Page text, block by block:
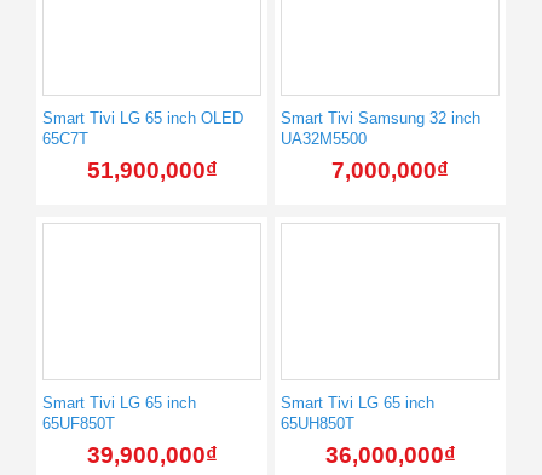
Smart Tivi LG 65 inch OLED
65C7T
51,900,000₫
Smart Tivi Samsung 32 inch
UA32M5500
7,000,000₫
Smart Tivi LG 65 inch
65UF850T
39,900,000₫
Smart Tivi LG 65 inch
65UH850T
36,000,000₫